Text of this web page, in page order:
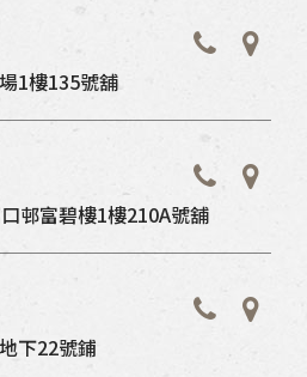
1樓135號舖
邨富碧樓1樓210A號舖
下22號鋪